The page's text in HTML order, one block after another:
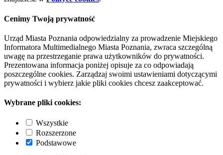
Cenimy Twoją prywatność
Urząd Miasta Poznania odpowiedzialny za prowadzenie Miejskiego
Informatora Multimedialnego Miasta Poznania, zwraca szczególną
uwagę na przestrzeganie prawa użytkowników do prywatności.
Prezentowana informacja poniżej opisuje za co odpowiadają
poszczególne cookies. Zarządzaj swoimi ustawieniami dotyczącymi
prywatności i wybierz jakie pliki cookies chcesz zaakceptować.
Wybrane pliki cookies:
Wszystkie
Rozszerzone
Podstawowe